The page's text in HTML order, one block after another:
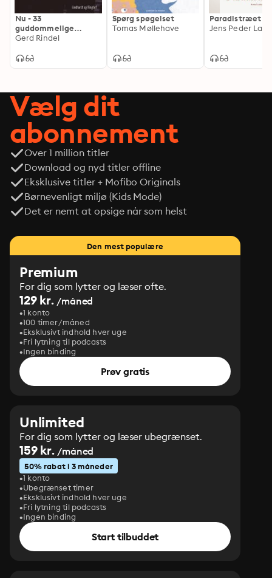
Nu - 33
guddommelige
romaner - og et par
Gerd Rindel
Spørg spøgelset
Tomas Møllehave
Paradistræet
Jens Peder
Vælg dit
abonnement
Over 1 million titler
Download og nyd titler offline
Eksklusive titler + Mofibo Originals
Børnevenligt miljø (Kids Mode)
Det er nemt at opsige når som helst
Den mest populære
Premium
For dig som lytter og læser ofte.
129 kr. /måned
1 konto
100 timer/måned
Eksklusivt indhold hver uge
Fri lytning til podcasts
Ingen binding
Prøv gratis
Unlimited
For dig som lytter og læser ubegrænset.
159 kr. /måned
50% rabat i 3 måneder
1 konto
Ubegrænset timer
Eksklusivt indhold hver uge
Fri lytning til podcasts
Ingen binding
Start tilbuddet